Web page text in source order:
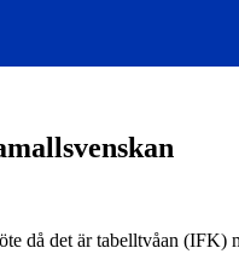
då det är tabelltvåan